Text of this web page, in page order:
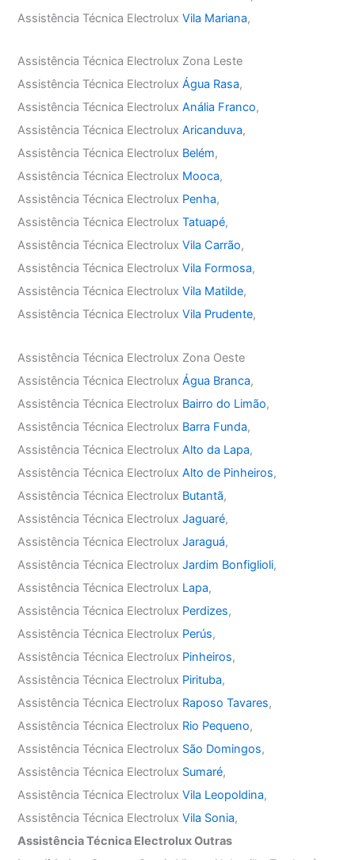
Assistência Técnica ElectroluxVila Mariana,
Assistência Técnica Electrolux Zona Leste
Assistência Técnica ElectroluxÁgua Rasa,
Assistência Técnica ElectroluxAnália Franco,
Assistência Técnica ElectroluxAricanduva,
Assistência Técnica Electrolux Belém,
Assistência Técnica Electrolux Mooca,
Assistência Técnica Electrolux Penha,
Assistência Técnica ElectroluxTatuapé,
Assistência Técnica ElectroluxVila Carrão,
Assistência Técnica ElectroluxVila Formosa,
Assistência Técnica ElectroluxVila Matilde,
Assistência Técnica ElectroluxVila Prudente,
Assistência Técnica Electrolux Zona Oeste
Assistência Técnica ElectroluxÁgua Branca,
Assistência Técnica Electrolux Bairro do Limão,
Assistência Técnica Electrolux Barra Funda,
Assistência Técnica ElectroluxAlto da Lapa,
Assistência Técnica ElectroluxAlto de Pinheiros,
Assistência Técnica Electrolux Butantã,
Assistência Técnica ElectroluxJaguaré,
Assistência Técnica ElectroluxJaraguá,
Assistência Técnica ElectroluxJardim Bonfiglioli,
Assistência Técnica Electrolux Lapa,
Assistência Técnica Electrolux Perdizes,
Assistência Técnica Electrolux Perús,
Assistência Técnica Electrolux Pinheiros,
Assistência Técnica Electrolux Pirituba,
Assistência Técnica Electrolux Raposo Tavares,
Assistência Técnica Electrolux Rio Pequeno,
Assistência Técnica Electrolux São Domingos,
Assistência Técnica Electrolux Sumaré,
Assistência Técnica ElectroluxVila Leopoldina,
Assistência Técnica ElectroluxVila Sonia,
Assistência Técnica Electrolux Outras